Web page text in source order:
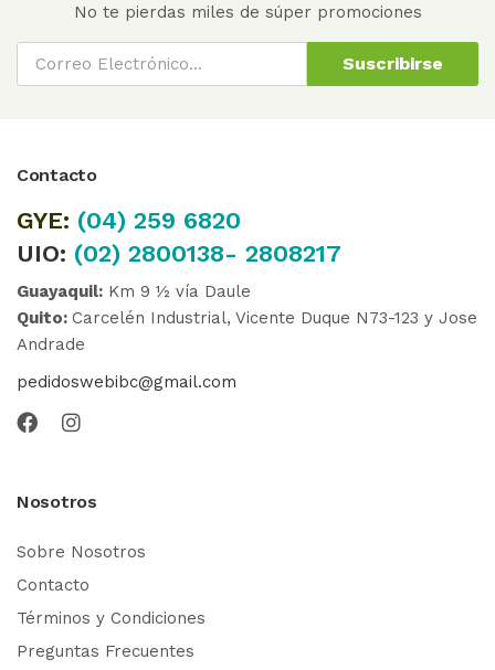
No te pierdas miles de súper promociones
Suscribirse
Contacto
GYE: (04) 259 6820
UIO: (02) 2800138- 2808217
Guayaquil: Km 9 ½ vía Daule
Quito: Carcelén Industrial, Vicente Duque N73-123 y Jose
Andrade
pedidoswebibc@gmail.com
Nosotros
Sobre Nosotros
Contacto
Términos y Condiciones
Preguntas Frecuentes